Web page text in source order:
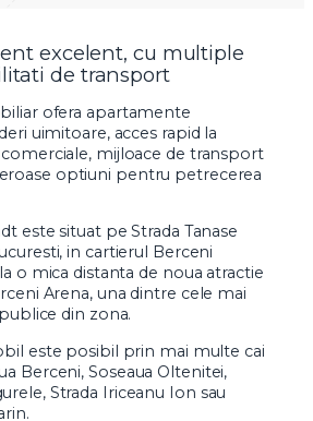
excelent, cu multiple
de transport
ofera apartamente
uimitoare, acces rapid la
mijloace de transport
optiuni pentru petrecerea
este situat pe Strada Tanase
in cartierul Berceni
o mica distanta de noua atractie
Arena, una dintre cele mai
din zona.
este posibil prin mai multe cai
Berceni, Soseaua Oltenitei,
Strada Iriceanu Ion sau